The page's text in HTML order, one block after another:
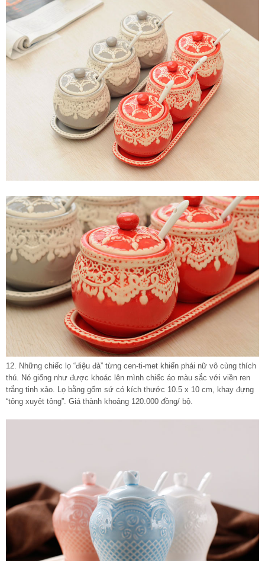
12. Những chiếc lọ “điệu đà” từng cen-ti-met khiến phái nữ vô cùng thích
thú. Nó giống như được khoác lên mình chiếc áo màu sắc với viền ren
trắng tinh xảo. Lọ bằng gốm sứ có kích thước 10.5 x 10 cm, khay đựng
“tông xuyệt tông”. Giá thành khoảng 120.000 đồng/ bộ.